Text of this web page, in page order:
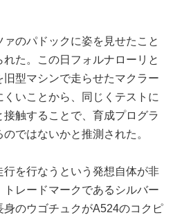
のパドックに姿を見せたこと
た。この日フォルナローリと
型マシンで走らせたマクラー
いことから、同じくテストに
触することで、育成プログラ
ではないかと推測された。
を行なうという発想自体が非
レードマークであるシルバー
のウゴチュクがA524のコクピ